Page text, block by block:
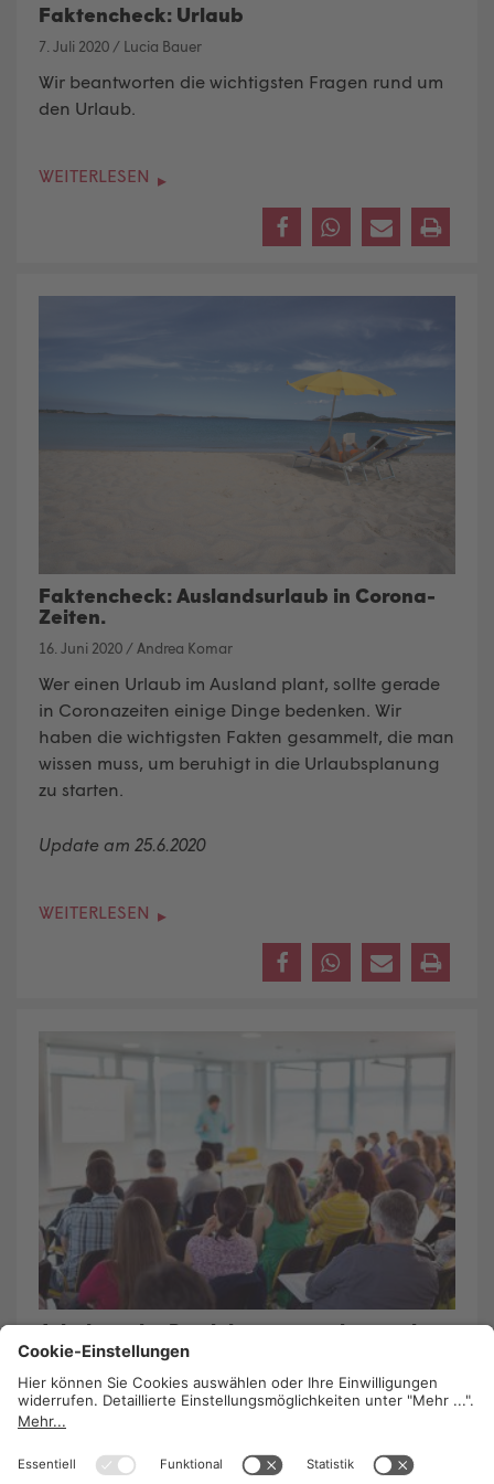
Faktencheck: Urlaub
7. Juli 2020 / Lucia Bauer
Wir beantworten die wichtigsten Fragen rund um
den Urlaub.
WEITERLESEN
Faktencheck: Auslandsurlaub in Corona-
Zeiten.
16. Juni 2020 / Andrea Komar
Wer einen Urlaub im Ausland plant, sollte gerade
in Coronazeiten einige Dinge bedenken. Wir
haben die wichtigsten Fakten gesammelt, die man
wissen muss, um beruhigt in die Urlaubsplanung
zu starten.
Update am 25.6.2020
WEITERLESEN
Arbeitsrecht: Betriebsversammlungen in
der Arbeitszeit
13. Oktober 2015/Eva Wanka
Erfolg für die Rechtsabteilung in OÖ: Die
Teilnahme an Betriebsversammlungen während